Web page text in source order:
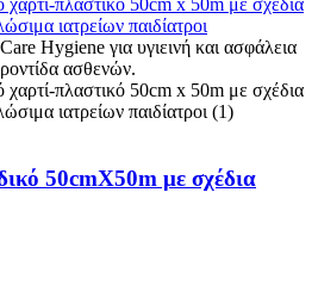
50cmX50m με σχέδια